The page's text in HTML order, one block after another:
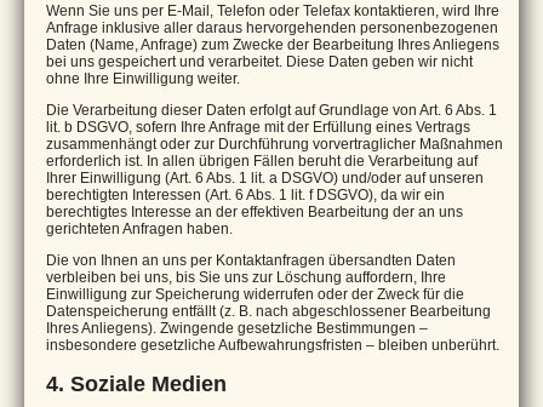
Wenn Sie uns per E-Mail, Telefon oder Telefax kontaktieren, wird Ihre
Anfrage inklusive aller daraus hervorgehenden personenbezogenen
Daten (Name, Anfrage) zum Zwecke der Bearbeitung Ihres Anliegens
bei uns gespeichert und verarbeitet. Diese Daten geben wir nicht
ohne Ihre Einwilligung weiter.
Die Verarbeitung dieser Daten erfolgt auf Grundlage von Art. 6 Abs. 1
lit. b DSGVO, sofern Ihre Anfrage mit der Erfüllung eines Vertrags
zusammenhängt oder zur Durchführung vorvertraglicher Maßnahmen
erforderlich ist. In allen übrigen Fällen beruht die Verarbeitung auf
Ihrer Einwilligung (Art. 6 Abs. 1 lit. a DSGVO) und/oder auf unseren
berechtigten Interessen (Art. 6 Abs. 1 lit. f DSGVO), da wir ein
berechtigtes Interesse an der effektiven Bearbeitung der an uns
gerichteten Anfragen haben.
Die von Ihnen an uns per Kontaktanfragen übersandten Daten
verbleiben bei uns, bis Sie uns zur Löschung auffordern, Ihre
Einwilligung zur Speicherung widerrufen oder der Zweck für die
Datenspeicherung entfällt (z. B. nach abgeschlossener Bearbeitung
Ihres Anliegens). Zwingende gesetzliche Bestimmungen –
insbesondere gesetzliche Aufbewahrungsfristen – bleiben unberührt.
4. Soziale Medien